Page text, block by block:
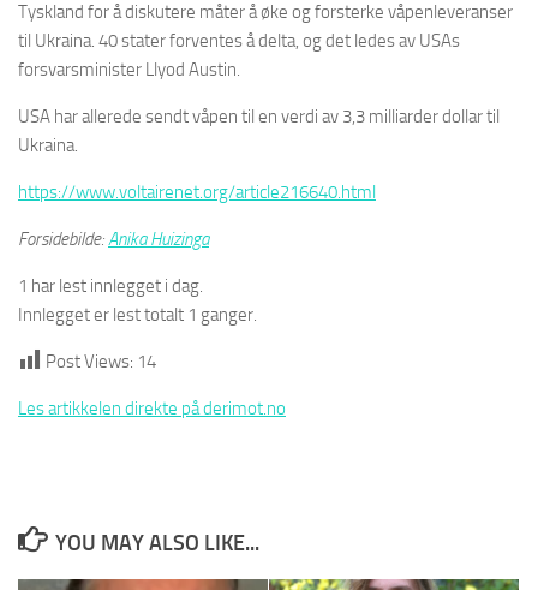
Tyskland for å diskutere måter å øke og forsterke våpenleveranser
til Ukraina. 40 stater forventes å delta, og det ledes av USAs
forsvarsminister Llyod Austin.
USA har allerede sendt våpen til en verdi av 3,3 milliarder dollar til
Ukraina.
https://www.voltairenet.org/article216640.html
Forsidebilde:Anika Huizinga
1 har lest innlegget i dag.
Innlegget er lest totalt 1 ganger.
Post Views: 14
Les artikkelen direkte på derimot.no
YOU MAY ALSO LIKE...